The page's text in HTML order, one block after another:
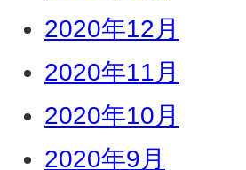
2020年12月
2020年11月
2020年10月
2020年9月